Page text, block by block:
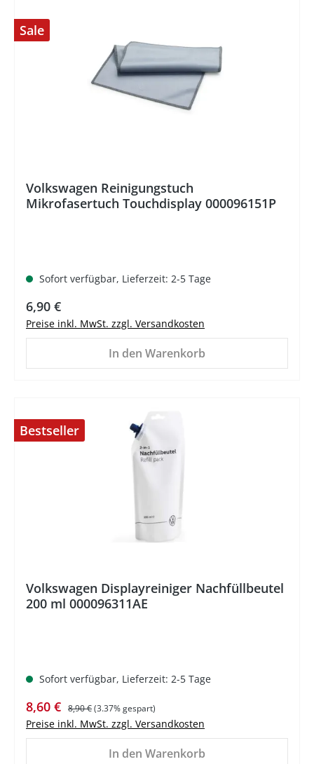
Sale
Volkswagen Reinigungstuch
Mikrofasertuch Touchdisplay 000096151P
Sofort verfügbar, Lieferzeit: 2-5 Tage
Regulärer Preis:
6,90 €
Preise inkl. MwSt. zzgl. Versandkosten
In den Warenkorb
Bestseller
Volkswagen Displayreiniger Nachfüllbeutel
200 ml 000096311AE
Sofort verfügbar, Lieferzeit: 2-5 Tage
Verkaufspreis:
8,60 € Regulärer Preis:
8,90 €(3.37% gespart)
Preise inkl. MwSt. zzgl. Versandkosten
In den Warenkorb